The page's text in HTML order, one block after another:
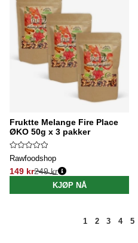
Fruktte Melange Fire Place
ØKO 50g x 3 pakker
Rawfoodshop
149 kr
Vanlig pris:
249 kr
KJØP NÅ
1 2 3 4 5